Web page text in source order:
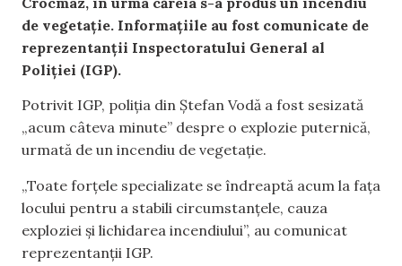
de vegetație. Informațiile au fost comunicate de
reprezentanții Inspectoratului General al
Poliției (IGP).
Potrivit IGP, poliția din Ștefan Vodă a fost sesizată
„acum câteva minute” despre o explozie puternică,
urmată de un incendiu de vegetație.
„Toate forțele specializate se îndreaptă acum la fața
locului pentru a stabili circumstanțele, cauza
exploziei și lichidarea incendiului”, au comunicat
reprezentanții IGP.